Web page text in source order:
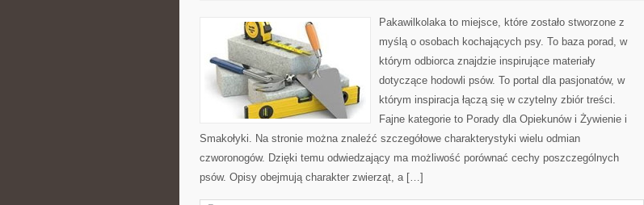
Pakawilkolaka to miejsce, które zostało stworzone z
myślą o osobach kochających psy. To baza porad, w
którym odbiorca znajdzie inspirujące materiały
dotyczące hodowli psów. To portal dla pasjonatów, w
którym inspiracja łączą się w czytelny zbiór treści.
Fajne kategorie to Porady dla Opiekunów i Żywienie i
Smakołyki. Na stronie można znaleźć szczegółowe charakterystyki wielu odmian
czworonogów. Dzięki temu odwiedzający ma możliwość porównać cechy poszczególnych
psów. Opisy obejmują charakter zwierząt, a […]